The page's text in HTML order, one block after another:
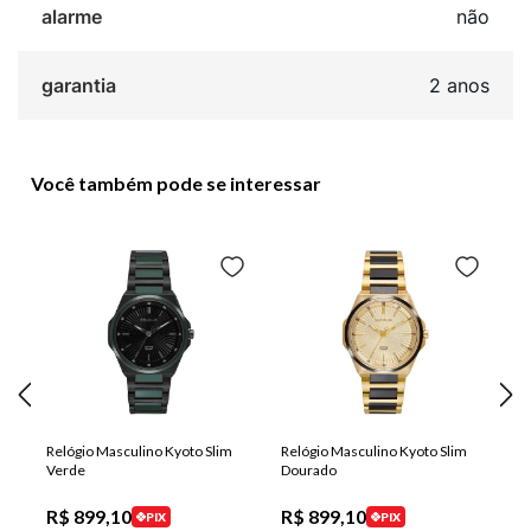
alarme não
garantia 2 anos
Você também pode se interessar
Relógio Masculino Kyoto Slim
Verde
R$ 899,10 PIX
Relógio Masculino Kyoto Slim
Dourado
R$ 899,10 PIX